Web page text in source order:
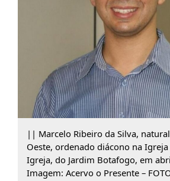
|| Marcelo Ribeiro da Silva,
Oeste, ordenado diácono na
Igreja, do Jardim Botafogo, em
Imagem: Acervo o Presente –